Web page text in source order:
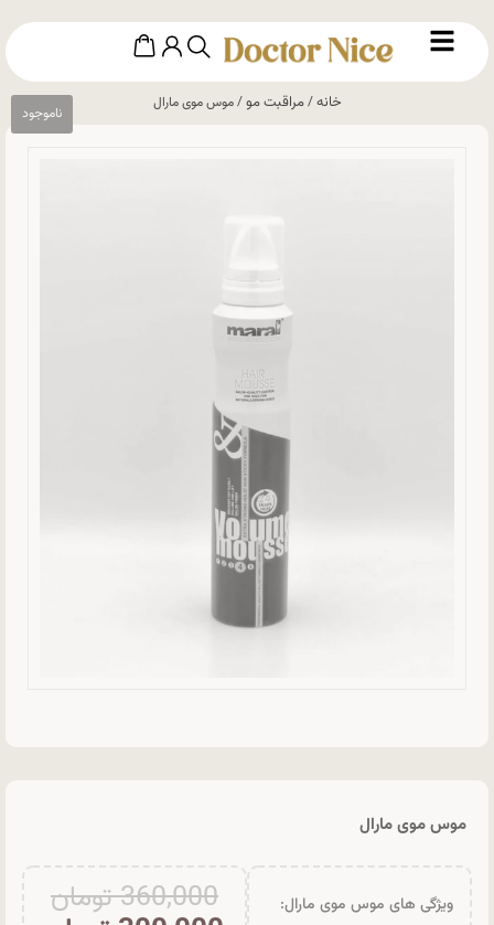
خانه/مراقبت مو/ موس موی مارال
موس موی مارال
ویژگی های موس موی مارال:
360,000تومان